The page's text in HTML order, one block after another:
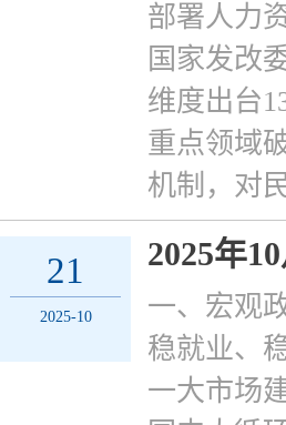
部署人力
国家发改
维度出台
重点领域
机制，对
21
2025-10
2025年
一、宏观
稳就业、
一大市场